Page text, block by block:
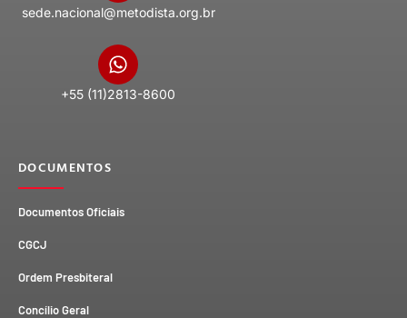
sede.nacional@metodista.org.br
+55 (11)2813-8600
DOCUMENTOS
Documentos Oficiais
CGCJ
Ordem Presbiteral
Concílio Geral